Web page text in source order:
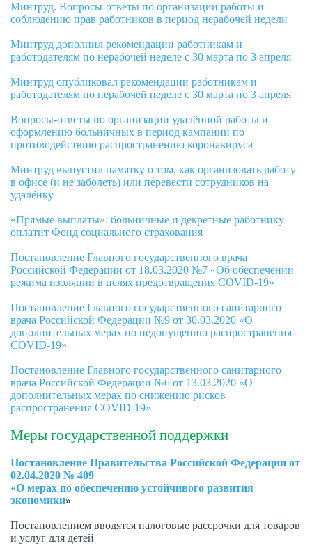
Минтруд. Вопросы-ответы по организации работы и
соблюдению прав работников в период нерабочей недели
Минтруд дополнил рекомендации работникам и
работодателям по нерабочей неделе с 30 марта по 3 апреля
Минтруд опубликовал рекомендации работникам и
работодателям по нерабочей неделе с 30 марта по 3 апреля
Вопросы-ответы по организации удалённой работы и
оформлению больничных в период кампании по
противодействию распространению коронавируса
Минтруд выпустил памятку о том, как организовать работу
в офисе (и не заболеть) или перевести сотрудников на
удалёнку
«Прямые выплаты»: больничные и декретные работнику
оплатит Фонд социального страхования
Постановление Главного государственного врача
Российской Федерации от 18.03.2020 №7 «Об обеспечении
режима изоляции в целях предотвращения COVID-19»
Постановление Главного государственного санитарного
врача Российской Федерации №9 от 30.03.2020 «О
дополнительных мерах по недопущению распространения
COVID-19»
Постановление Главного государственного санитарного
врача Российской Федерации №6 от 13.03.2020 «О
дополнительных мерах по снижению рисков
распространения COVID-19»
Меры государственной поддержки
Постановление Правительства Российской Федерации от
02.04.2020 № 409
«О мерах по обеспечению устойчивого развития
экономики»
Постановлением вводятся налоговые рассрочки для товаров
и услуг для детей